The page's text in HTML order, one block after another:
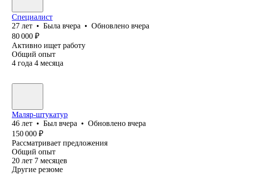
Специалист
27 лет • Была вчера • Обновлено вчера
80 000 ₽
Активно ищет работу
Общий опыт
4 года 4 месяца
Маляр-штукатур
46 лет • Был вчера • Обновлено вчера
150 000 ₽
Рассматривает предложения
Общий опыт
20 лет 7 месяцев
Другие резюме